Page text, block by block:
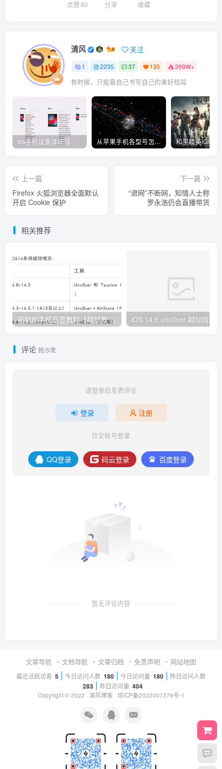
点赞63 分享 收藏
清风 关注
1 2235 37 135 269W+
有时候，只能靠自己书写自己的美好结局
ios手机设备详细插件平刷教程 从苹果手机各型号怎么越狱到怎么开科技完整教程
上一篇
Firefox 火狐浏览器全面默认
开启 Cookie 保护
下一篇
“退网”不断网，知情人士称
罗永浩仍会直播带货
相关推荐
电脑和手机自签教程【越狱教程】
评论 抢沙发
请登录后发表评论
登录 注册
社交账号登录
QQ登录 码云登录 百度登录
暂无评论内容
文章导航 文档导航 文章归档 免责声明 网站地图
最近活跃访客 5 今日访问人数 180 今日访问量 180 昨日访问人数
283 昨日访问量 404
Copyright © 2022 · 清风博客 · 琼ICP备2022007376号-1